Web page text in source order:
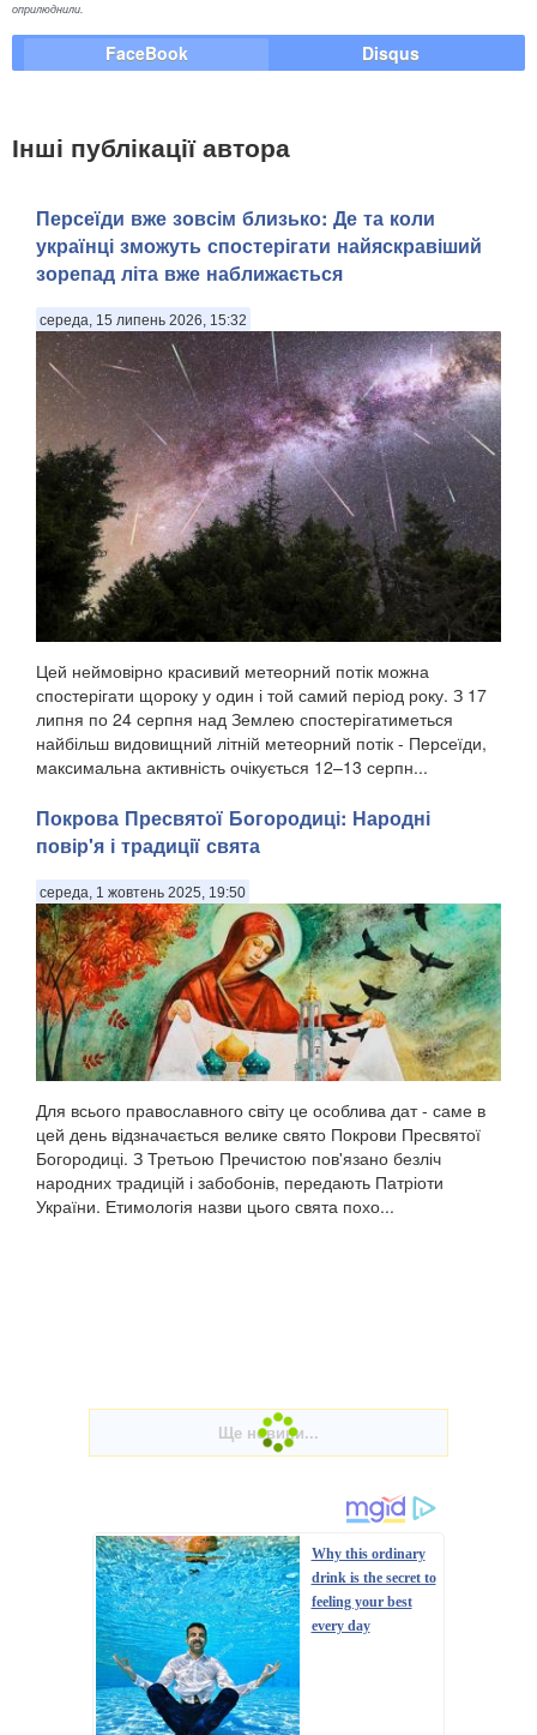
оприлюднили.
FaceBook Disqus
Інші публікації автора
Персеїди вже зовсім близько: Де та коли
українці зможуть спостерігати найяскравіший
зорепад літа вже наближається
середа, 15 липень 2026, 15:32
Цей неймовірно красивий метеорний потік можна
спостерігати щороку у один і той самий період року. З 17
липня по 24 серпня над Землею спостерігатиметься
найбільш видовищний літній метеорний потік - Персеїди,
максимальна активність очікується 12–13 серпн...
Покрова Пресвятої Богородиці: Народні
повір'я і традиції свята
середа, 1 жовтень 2025, 19:50
Для всього православного світу це особлива дат - саме в
цей день відзначається велике свято Покрови Пресвятої
Богородиці. З Третьою Пречистою пов'язано безліч
народних традицій і забобонів, передають Патріоти
України. Етимологія назви цього свята похо...
Why this ordinary
drink is the secret to
feeling your best
every day